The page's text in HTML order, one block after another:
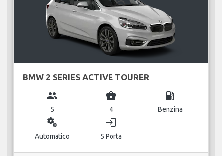
BMW 2 SERIES ACTIVE TOURER
group
5
business_center
4
local_gas_station
Benzina
miscellaneous_services
Automatico
login
5 Porta